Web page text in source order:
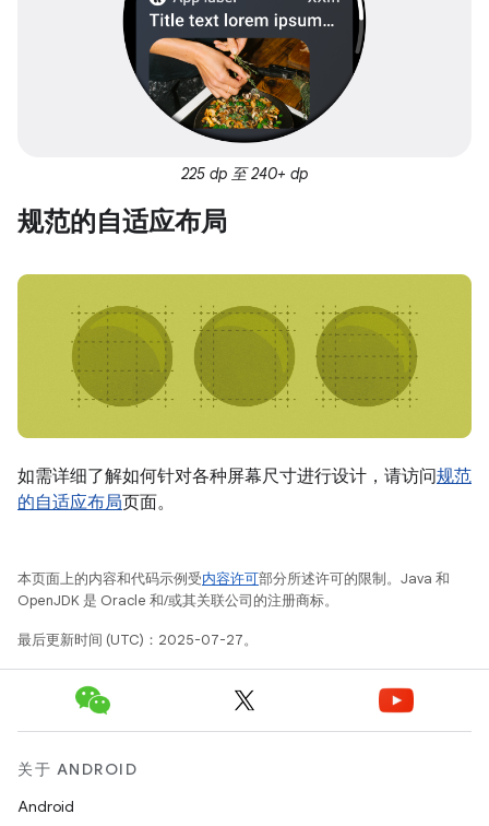
225 dp 至 240+ dp
规范的自适应布局
如需详细了解如何针对各种屏幕尺寸进行设计，请访问规范
的自适应布局页面。
本页面上的内容和代码示例受内容许可部分所述许可的限制。Java 和
OpenJDK 是 Oracle 和/或其关联公司的注册商标。
最后更新时间 (UTC)：2025-07-27。
关于 ANDROID
Android